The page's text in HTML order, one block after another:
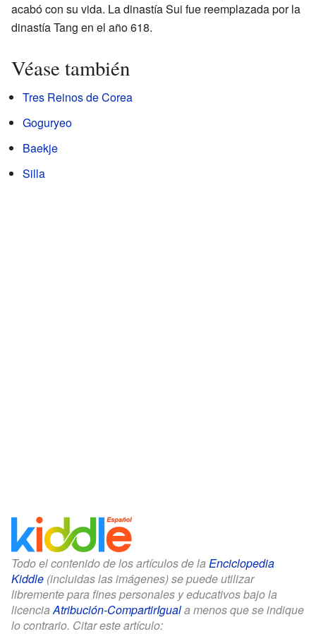
acabó con su vida. La dinastía Sui fue reemplazada por la
dinastía Tang en el año 618.
Véase también
Tres Reinos de Corea
Goguryeo
Baekje
Silla
Todo el contenido de los artículos de la Enciclopedia
Kiddle (incluidas las imágenes) se puede utilizar
libremente para fines personales y educativos bajo la
licenciaAtribución-CompartirIguala menos que se indique
lo contrario. Citar este artículo: